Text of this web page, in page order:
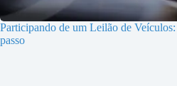
Participando de um Leilão de
passo